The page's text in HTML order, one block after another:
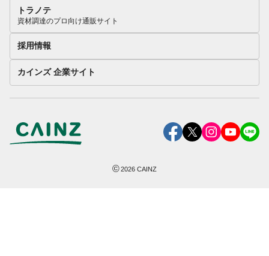
トラノテ
資材調達のプロ向け通販サイト
採用情報
カインズ 企業サイト
©2026 CAINZ